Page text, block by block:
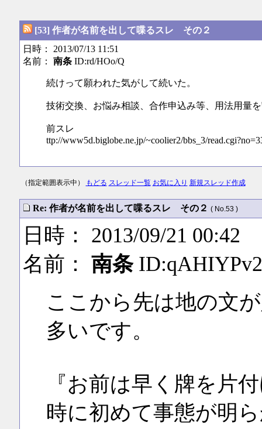
[53] 作者が名前を出して喋るスレ その２
日時： 2013/07/13 11:51
名前： 南条ID:rd/HOo/Q
続けって願われた気がして続いた。
技術交換、お悩み相談、合作申込み等、用法用量
前スレ
ttp://www5d.biglobe.ne.jp/~coolier2/bbs_3/
（指定範囲表示中） もどる スレッド一覧 お気に入り 新規スレッド作成
Re: 作者が名前を出して喋るスレ その２ ( No.53 )
日時： 2013/09/21 00:42
名前： 南条ID:qAHIYPv2
ここから先は地の文
多いです。
『お前は早く牌を片
時に初めて事態が明